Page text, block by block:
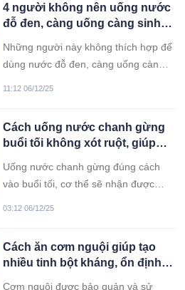
4 người không nên uống nước
đỗ đen, càng uống càng sinh
Những người này không thích hợp để
dùng nước đỗ đen, càng uống càng
11:12 06/12/25
Cách uống nước chanh gừng
buổi tối không xót ruột, giúp
Uống nước chanh gừng đúng cách
vào buổi tối, cơ thể sẽ nhận được
03:12 06/12/25
Cách ăn cơm nguội giúp tạo
nhiều tinh bột kháng, ổn định
Cơm nguội được bảo quản và sử